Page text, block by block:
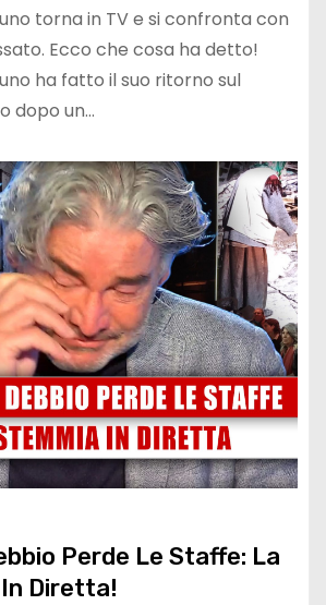
torna in TV e si confronta con
Ecco che cosa ha detto!
ha fatto il suo ritorno sul
dopo un…
Perde Le Staffe: La
Diretta!